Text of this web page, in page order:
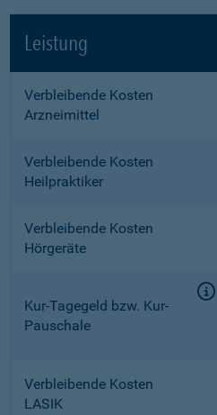
Leistung
Verbleibende Kosten
Arzneimittel
Verbleibende Kosten
Heilpraktiker
Verbleibende Kosten
Hörgeräte
Kur-Tagegeld bzw. Kur-
Pauschale
Verbleibende Kosten
LASIK